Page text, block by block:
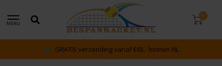
MENU
0
GRATIS verzending vanaf €65,- binnen NL